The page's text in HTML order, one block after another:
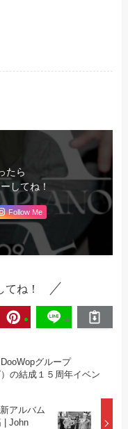
たら
してね！
Follow Me
ね！
グループ
の結成１５周年イベン
アルバム
| John